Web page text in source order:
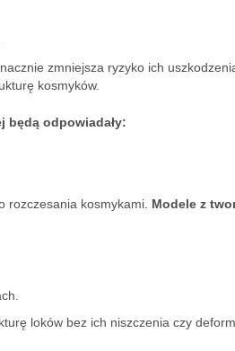
zmniejsza ryzyko ich
kosmyków.
będą odpowiadały:
rozczesania kosmykami. Modele z
loków bez ich niszczenia czy